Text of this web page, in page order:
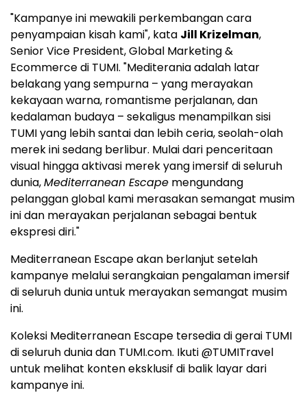
"Kampanye ini mewakili perkembangan cara
penyampaian kisah kami", kata Jill Krizelman,
Senior Vice President, Global Marketing &
Ecommerce di TUMI. "Mediterania adalah latar
belakang yang sempurna – yang merayakan
kekayaan warna, romantisme perjalanan, dan
kedalaman budaya – sekaligus menampilkan sisi
TUMI yang lebih santai dan lebih ceria, seolah-olah
merek ini sedang berlibur. Mulai dari penceritaan
visual hingga aktivasi merek yang imersif di seluruh
dunia,Mediterranean Escape mengundang
pelanggan global kami merasakan semangat musim
ini dan merayakan perjalanan sebagai bentuk
ekspresi diri."
Mediterranean Escape akan berlanjut setelah
kampanye melalui serangkaian pengalaman imersif
di seluruh dunia untuk merayakan semangat musim
ini.
Koleksi Mediterranean Escape tersedia di gerai TUMI
di seluruh dunia dan TUMI.com. Ikuti @TUMITravel
untuk melihat konten eksklusif di balik layar dari
kampanye ini.